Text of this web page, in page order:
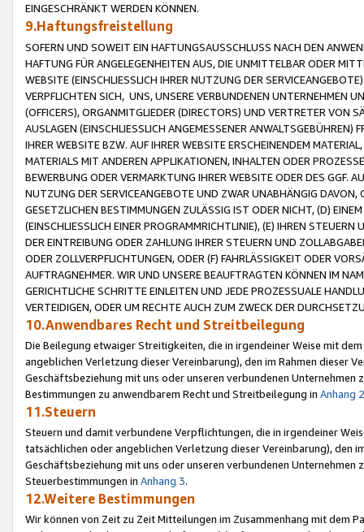
EINGESCHRÄNKT WERDEN KÖNNEN.
9.Haftungsfreistellung
SOFERN UND SOWEIT EIN HAFTUNGSAUSSCHLUSS NACH DEN
HAFTUNG FÜR ANGELEGENHEITEN AUS, DIE UNMITTELBAR ODER
WEBSITE (EINSCHLIESSLICH IHRER NUTZUNG DER
VERPFLICHTEN SICH, UNS, UNSERE VERBUNDENEN UNTERNEHMEN
(OFFICERS), ORGANMITGLIEDER (DIRECTORS) UND VERTRETER VON
AUSLAGEN (EINSCHLIESSLICH ANGEMESSENER
IHRER WEBSITE BZW. AUF IHRER WEBSITE ERSCHEINENDEM
MATERIALS MIT ANDEREN APPLIKATIONEN, INHALTEN ODER
BEWERBUNG ODER VERMARKTUNG IHRER WEBSITE ODER DES GGF.
NUTZUNG DER SERVICEANGEBOTE UND ZWAR UNABHÄNGIG
GESETZLICHEN BESTIMMUNGEN ZULÄSSIG IST ODER NICHT, (D)
(EINSCHLIESSLICH EINER PROGRAMMRICHTLINIE), (E) IHREN
DER EINTREIBUNG ODER ZAHLUNG IHRER STEUERN UND
ODER ZOLLVERPFLICHTUNGEN, ODER (F) FAHRLÄSSIGKEIT ODER
AUFTRAGNEHMER. WIR UND UNSERE BEAUFTRAGTEN KÖNNEN IM
GERICHTLICHE SCHRITTE EINLEITEN UND JEDE PROZESSUALE
VERTEIDIGEN, ODER UM RECHTE AUCH ZUM ZWECK DER
10.Anwendbares Recht und Streitbeilegung
Die Beilegung etwaiger Streitigkeiten, die in irgendeiner Weise mit
angeblichen Verletzung dieser Vereinbarung), den im Rahmen dieser
Geschäftsbeziehung mit uns oder unseren verbundenen
Bestimmungen zu anwendbarem Recht und Streitbeilegung in Anhang 2
11.Steuern
Steuern und damit verbundene Verpflichtungen, die in irgendeiner
tatsächlichen oder angeblichen Verletzung dieser Vereinbarung), den
Geschäftsbeziehung mit uns oder unseren verbundenen
Steuerbestimmungen in Anhang 3.
12.Weitere Bestimmungen
Wir können von Zeit zu Zeit Mitteilungen im Zusammenhang mit dem